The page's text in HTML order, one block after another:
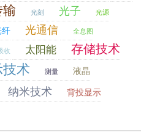
输 光刻 光子 光源
纤 光通信 全息图
收 太阳能 存储技术
技术 测量 液晶
纳米技术
背投显示